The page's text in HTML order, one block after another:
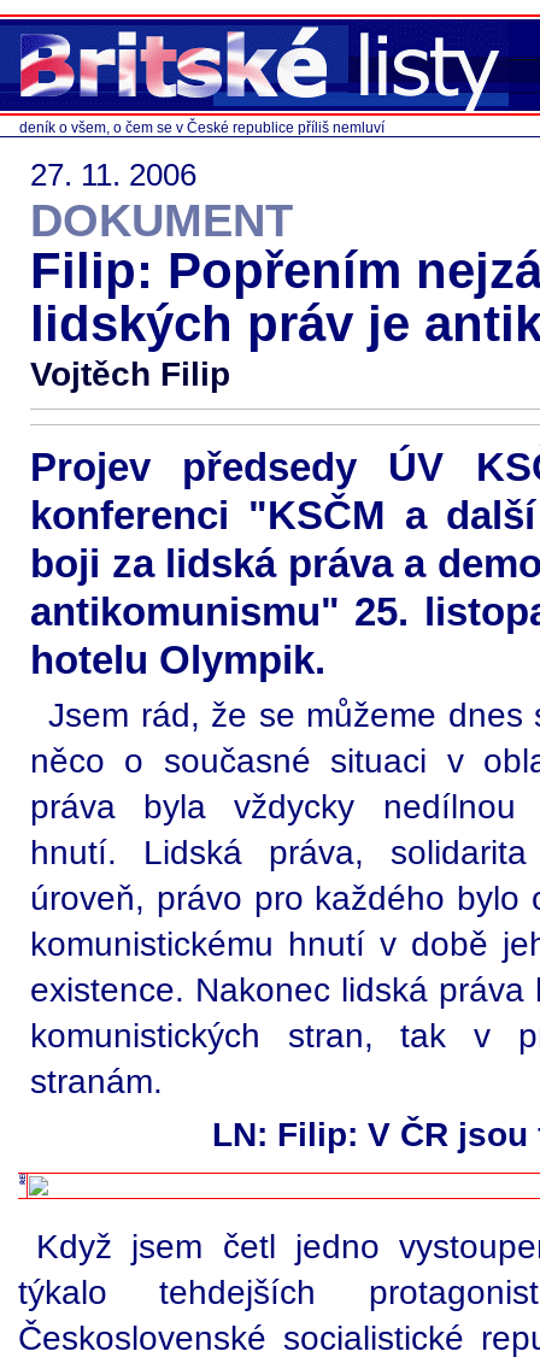
deník o všem, o čem se v České republice příliš nemluví
27. 11. 2006
DOKUMENT
Filip: Popřením
lidských práv je
Vojtěch Filip
Projev předsedy ÚV
konferenci "KSČM a
boji za lidská práva a
antikomunismu" 25.
hotelu Olympik.
Jsem rád, že se můžeme
něco o současné situaci v
práva byla vždycky nedílnou
hnutí. Lidská práva,
úroveň, právo pro každého bylo
komunistickému hnutí v době
existence. Nakonec lidská
komunistických stran, tak v
stranám.
LN: Filip: V ČR
Když jsem četl jedno
týkalo tehdejších
Československé socialistické